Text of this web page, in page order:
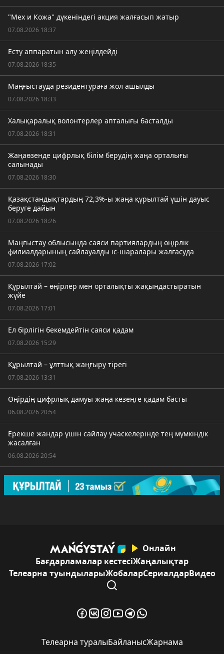
"Мех и Кожа" дүкеніндегі акция жалғасып жатыр
07.08.2026 18:37
Есту аппаратын алу жеңілдейді
07.08.2026 18:35
Маңғыстауда резидентураға жол ашылды
07.08.2026 18:33
Халықаралық волонтерлер апталығы басталды
07.08.2026 18:31
Жаңаөзенде цифрлық білім берудің жаңа орталығы
салынады
07.08.2026 18:30
Қазақстандықтардың 72,3%-ы жаңа құрылтай үшін дауыс
беруге дайын
07.08.2026 18:26
Маңғыстау облысында саяси партиялардың өңірлік
филиалдарының сайлауалды іс-шаралары жалғасуда
07.08.2026 17:02
Құрылтай – өңірлер мен орталықты жақындастыратын
жүйе
07.08.2026 17:01
Ел бірлігін бекемдейтін саяси қадам
07.08.2026 15:29
Құрылтай – ұлттық жаңғыру тірегі
07.08.2026 13:31
Өңірдің цифрлық дамуы жаңа кезеңге қадам басты
06.08.2026 20:54
Ерекше жандар үшін сайлау учаскелерінде тең мүмкіндік
жасалған
06.08.2026 20:54
Онлайн
Бағдарламалар кестесіЖаңалықтар
Телеарна туындыларыЖобаларСериалдарВидео
Телеарна туралыБайланысЖарнама